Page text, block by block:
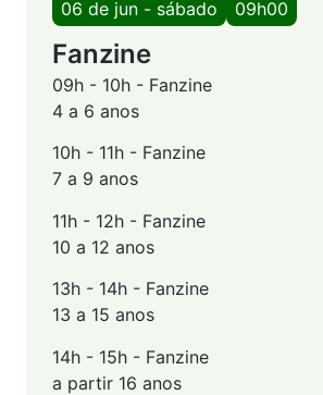
06 de jun - sábado 09h00
Fanzine
09h - 10h - Fanzine
4 a 6 anos
10h - 11h - Fanzine
7 a 9 anos
11h - 12h - Fanzine
10 a 12 anos
13h - 14h - Fanzine
13 a 15 anos
14h - 15h - Fanzine
a partir 16 anos